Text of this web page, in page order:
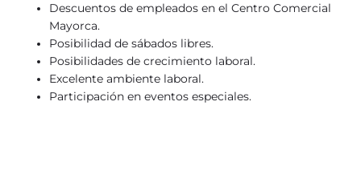
Descuentos de empleados en el Centro Comercial
Mayorca.
Posibilidad de sábados libres.
Posibilidades de crecimiento laboral.
Excelente ambiente laboral.
Participación en eventos especiales.